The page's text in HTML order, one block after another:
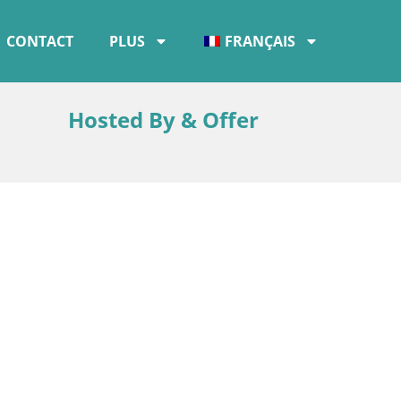
CONTACT PLUS FRANÇAIS
Hosted By & Offer